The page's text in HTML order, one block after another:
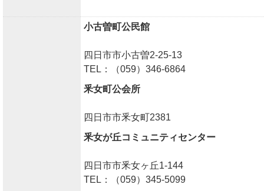
小古曽町公民館
四日市市小古曽2-25-13
TEL：（059）346-6864
釆女町公会所
四日市市釆女町2381
釆女が丘コミュニティセンター
四日市市釆女ヶ丘1-144
TEL：（059）345-5099